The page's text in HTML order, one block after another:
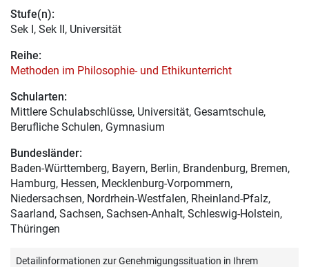
Stufe(n):
Sek I, Sek II, Universität
Reihe:
Methoden im Philosophie- und Ethikunterricht
Schularten:
Mittlere Schulabschlüsse, Universität, Gesamtschule,
Berufliche Schulen, Gymnasium
Bundesländer:
Baden-Württemberg, Bayern, Berlin, Brandenburg, Bremen,
Hamburg, Hessen, Mecklenburg-Vorpommern,
Niedersachsen, Nordrhein-Westfalen, Rheinland-Pfalz,
Saarland, Sachsen, Sachsen-Anhalt, Schleswig-Holstein,
Thüringen
Detailinformationen zur Genehmigungssituation in Ihrem